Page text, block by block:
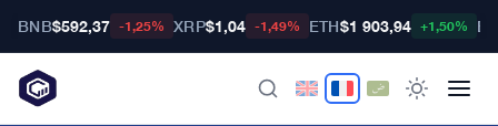
BNB$592,37 -1,25% XRP$1,04 -1,49% ETH$1 903,94 +1,50%